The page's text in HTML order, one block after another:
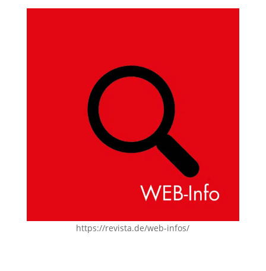
https://revista.de/web-infos/